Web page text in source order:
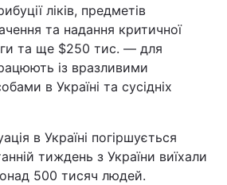
ліків, предметів
та надання критичної
та ще $250 тис. — для
із вразливими
в Україні та сусідніх
в Україні погіршується
тиждень з України виїхали
500 тисяч людей.